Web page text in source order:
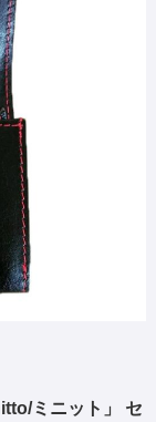
ミニット」 セ